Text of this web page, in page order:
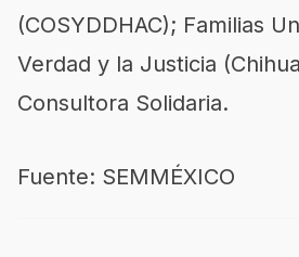
(COSYDDHAC); Familias
Verdad y la Justicia
Consultora Solidaria.
Fuente: SEMMÉXICO